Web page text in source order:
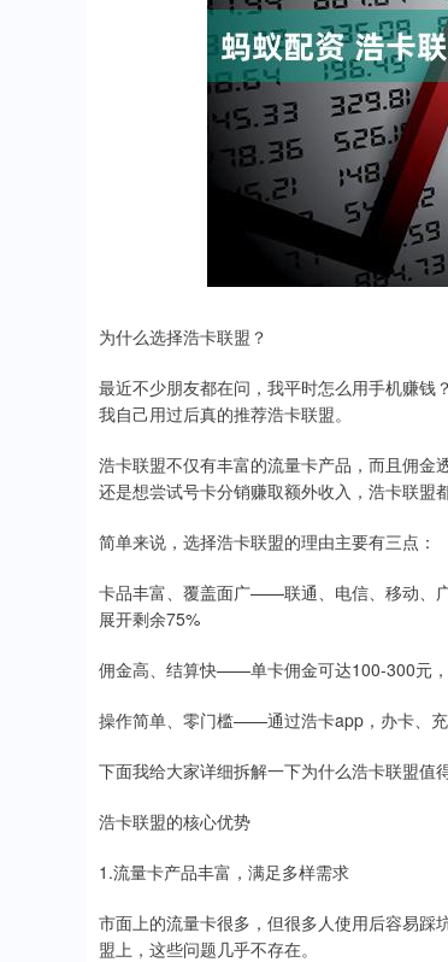
为什么选择浩卡联盟？
最近不少朋友都在问，我平时怎么用手机赚钱
我自己用过后真的推荐浩卡联盟。
浩卡联盟不仅有丰富的流量卡产品，而且佣金
还是想尝试号卡分销赚取额外收入，浩卡联盟
简单来说，选择浩卡联盟的理由主要有三点：
卡品丰富、覆盖面广——联通、电信、移动、
展开剩余75%
佣金高、结算快——单卡佣金可达100-300元，
操作简单、零门槛——通过浩卡app，办卡、充
下面我给大家详细拆解一下为什么浩卡联盟值
浩卡联盟的核心优势
1.流量卡产品丰富，满足多样需求
市面上的流量卡很多，但很多人使用后容易踩
盟上，这些问题几乎不存在。
14070.78 -